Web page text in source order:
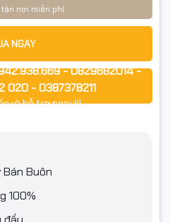
tận nơi miễn phí
NGAY
- 0829682014 -
- 0387378211
và hỗ trợ ngay!!!
Bán Buôn
100%
RJ45 100Mbps, WiFi Hotspot,
(theo thông số bạn cung cấp)
– Full VAT